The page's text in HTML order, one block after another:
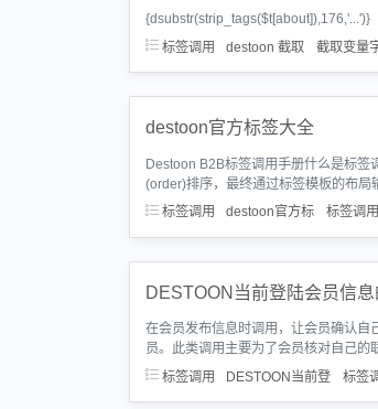
{dsubstr(strip_tags($t[about]),176,'...')}
标签调用
destoon 截取 截取变量
destoon官方标签大全
Destoon B2B标签调用手册什么是标
(order)排序，最终通过标签模板的布
标签调用
destoon官方标 标签调用
DESTOON当前登陆会员信息
在会员发布信息时调用，让会员确认自
员。此类调用主要为了会员核对自己
标签调用
DESTOON当前登 标签